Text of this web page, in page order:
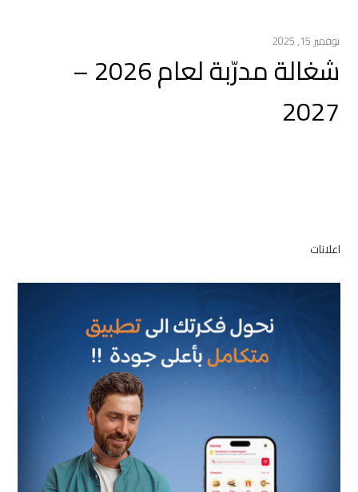
نوفمبر 15, 2025
شغالة مدرّبة لعام 2026 –
2027
اعلانات